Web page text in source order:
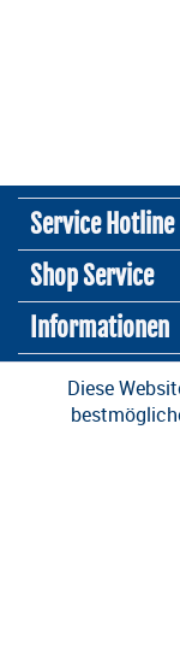
Service Hotline
Shop Service
Informationen
Newsletter
* Alle Preise inkl.
Design
Diese